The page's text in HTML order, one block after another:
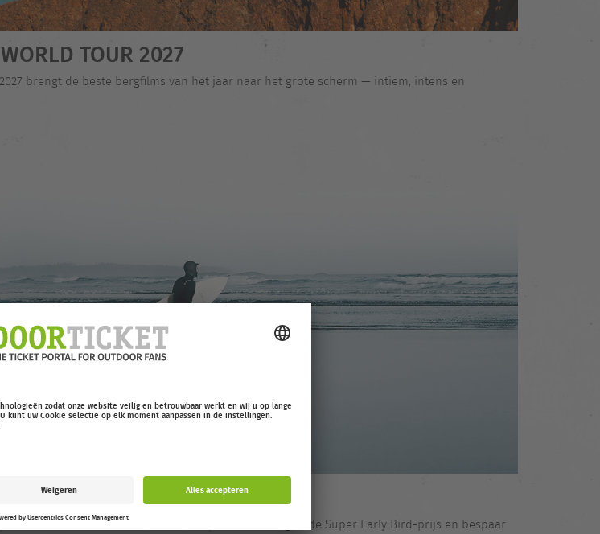
TOUR 2027
brengt de beste bergfilms van het jaar naar het grote scherm — intiem, intens en
en indrukwekkende verhalen. Koop nu tickets tegen de Super Early Bird-prijs en bespaar